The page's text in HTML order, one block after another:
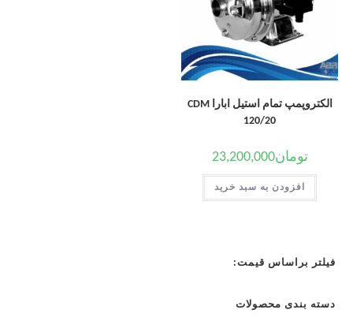
الکتروپمپ تمام استیل ابارا CDM
120/20
تومان23,200,000
افزودن به سبد خرید
فیلتر براساس قیمت:
دسته بندی محصولات